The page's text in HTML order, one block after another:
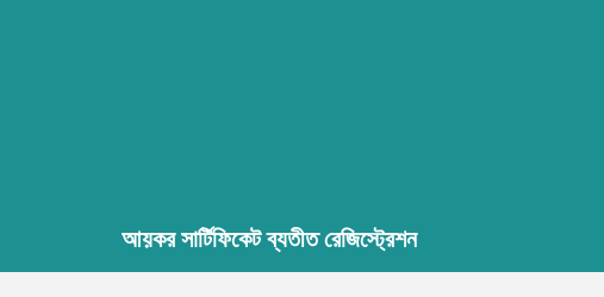
আয়কর সার্টিফিকেট ব্যতীত রেজিস্ট্রেশন